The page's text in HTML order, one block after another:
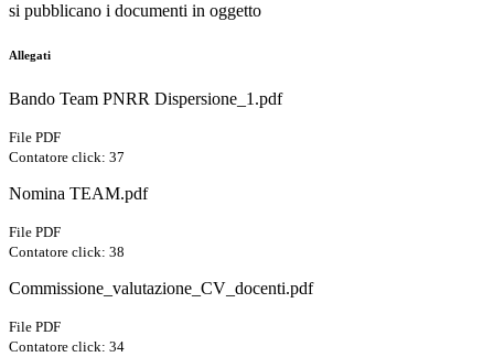
si pubblicano i documenti in oggetto
Allegati
Bando Team PNRR Dispersione_1.pdf
File PDF
Contatore click: 37
Nomina TEAM.pdf
File PDF
Contatore click: 38
Commissione_valutazione_CV_docenti.pdf
File PDF
Contatore click: 34